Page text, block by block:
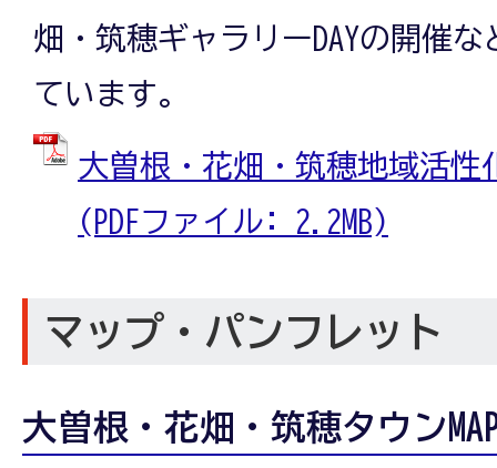
畑・筑穂ギャラリーDAYの開催
ています。
大曽根・花畑・筑穂地域活性
(PDFファイル: 2.2MB)
マップ・パンフレット
大曽根・花畑・筑穂タウン